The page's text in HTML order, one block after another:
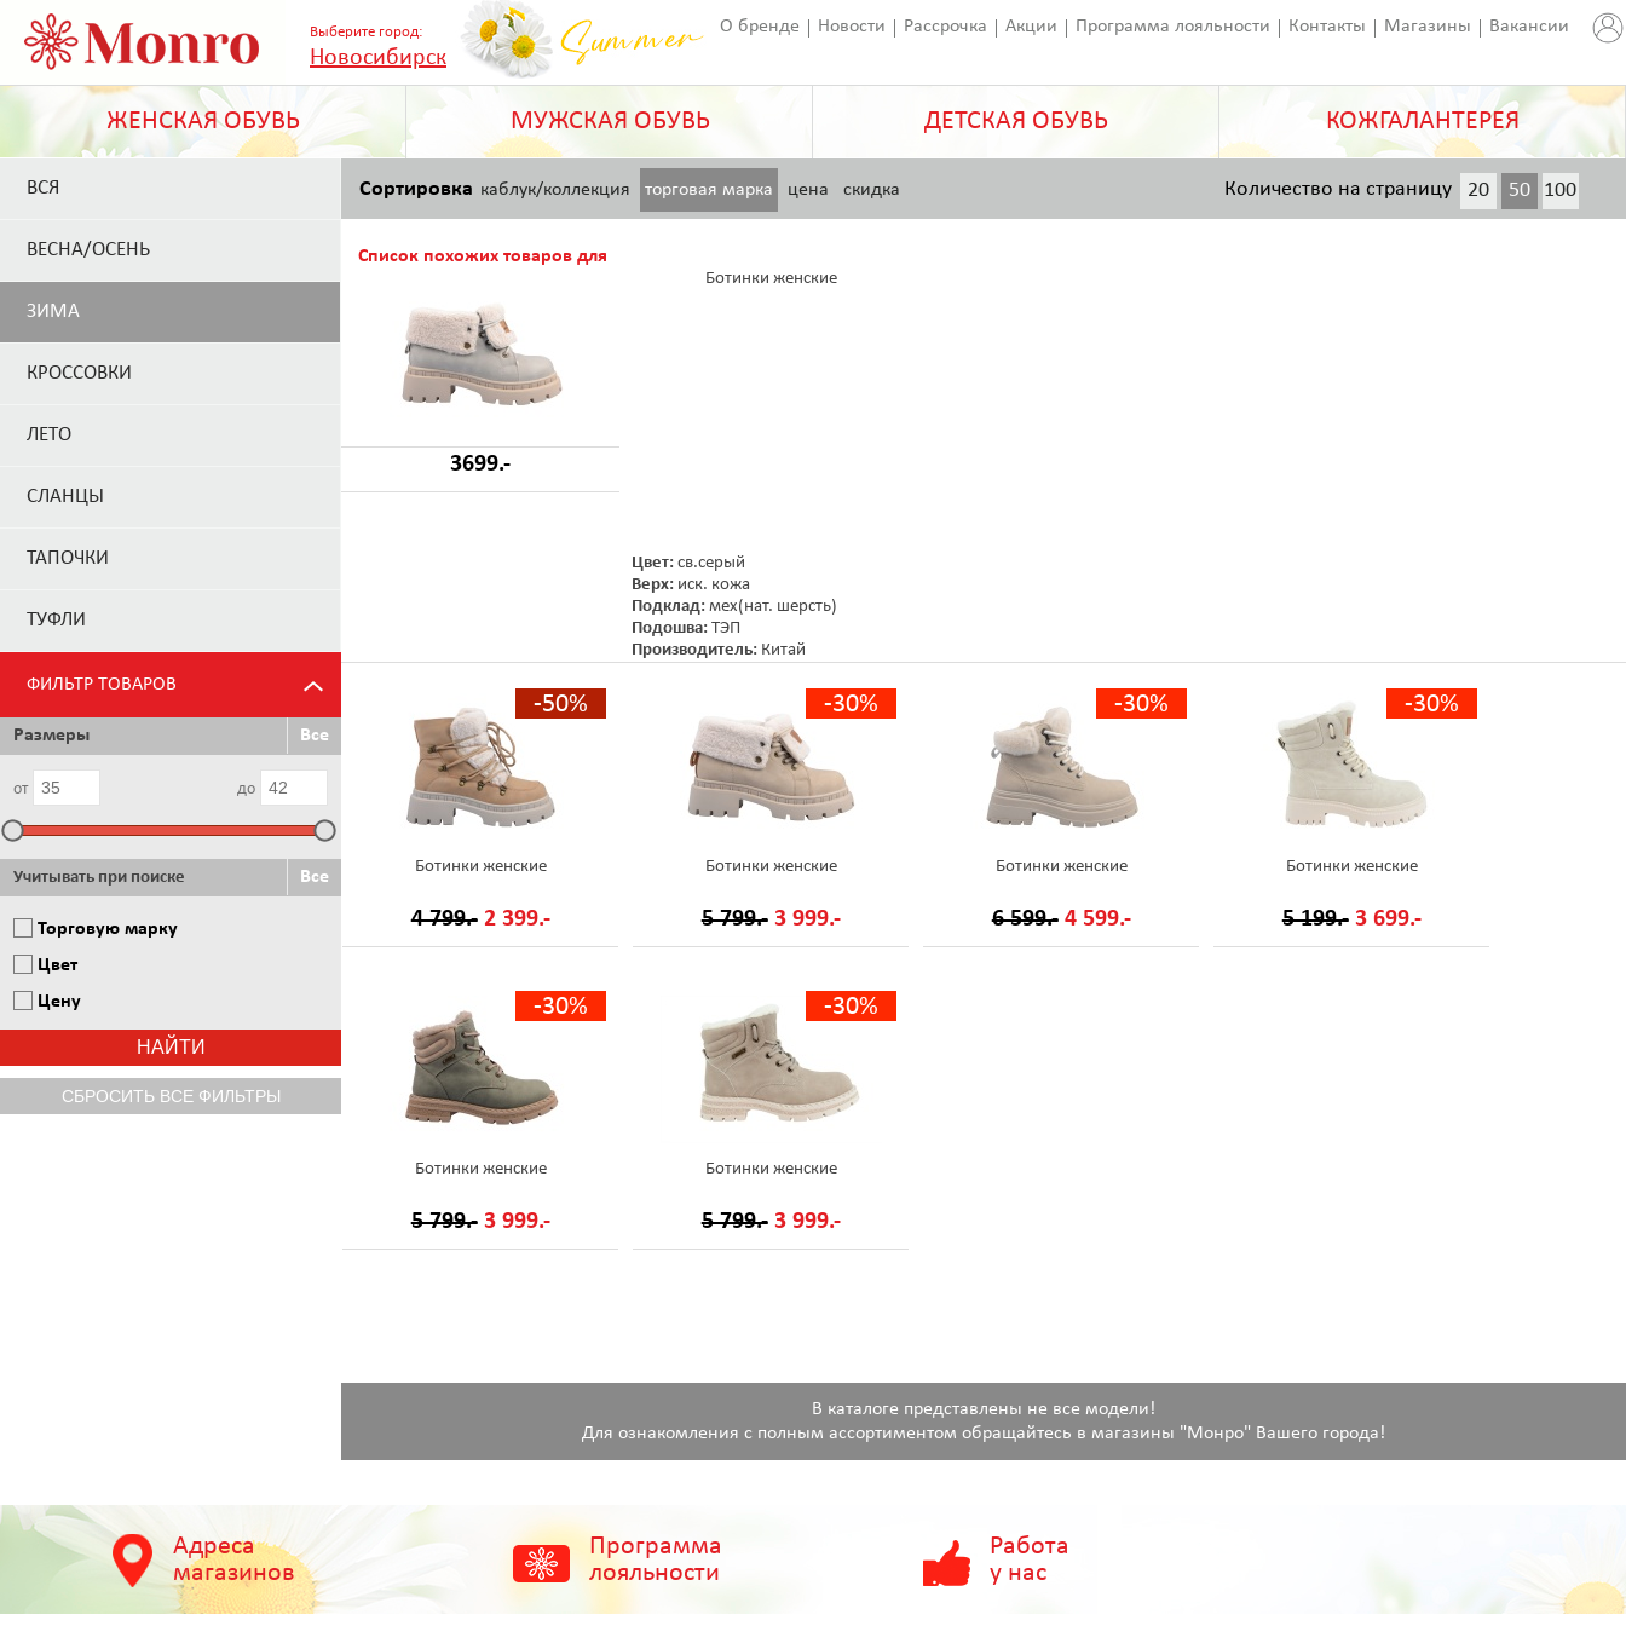
Выберите город:
Новосибирск
О бренде Новости Рассрочка Акции Программа лояльности Контакты Магазины Вакансии
ЖЕНСКАЯ ОБУВЬ МУЖСКАЯ ОБУВЬ ДЕТСКАЯ ОБУВЬ КОЖГАЛАНТЕРЕЯ
ВСЯ
ВЕСНА/ОСЕНЬ
ЗИМА
КРОССОВКИ
ЛЕТО
СЛАНЦЫ
ТАПОЧКИ
ТУФЛИ
ФИЛЬТР ТОВАРОВ
Размеры Все
от до
Учитывать при поиске Все
Торговую марку
Цвет
Цену
Сортировка каблук/коллекция торговая марка цена скидка 20 50 100
Количество на страницу
Список похожих товаров для
3699.-
Ботинки женские
Цвет: св.серый
Верх: иск. кожа
Подклад: мех(нат. шерсть)
Подошва: ТЭП
Производитель: Китай
-50%
Ботинки женские
4 799.- 2 399.-
-30%
Ботинки женские
5 799.- 3 999.-
-30%
Ботинки женские
6 599.- 4 599.-
-30%
Ботинки женские
5 199.- 3 699.-
-30%
Ботинки женские
5 799.- 3 999.-
-30%
Ботинки женские
5 799.- 3 999.-
В каталоге представлены не все модели!
Для ознакомления с полным ассортиментом обращайтесь в магазины "Монро" Вашего города!
Адреса
магазинов
Программа
лояльности
Работа
у нас